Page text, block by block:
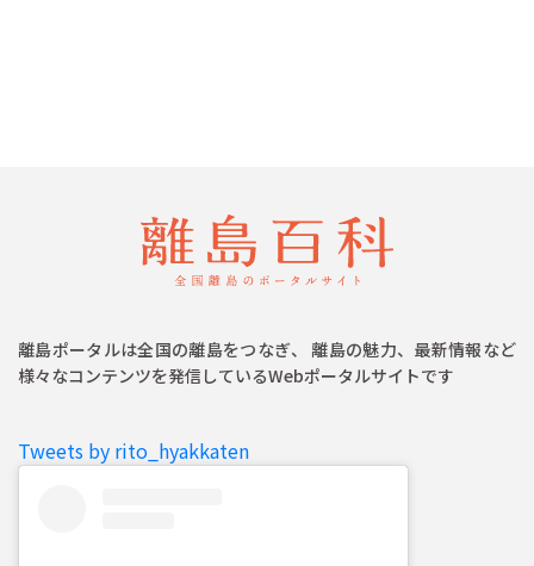
離島ポータルは全国の離島をつなぎ、 離島の魅力、最新情報など
様々なコンテンツを発信しているWebポータルサイトです
Tweets by rito_hyakkaten